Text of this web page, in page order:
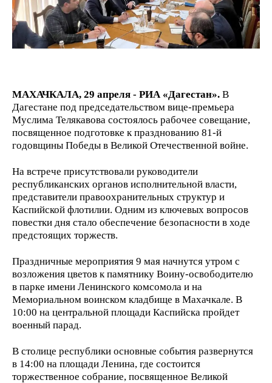
МАХАЧКАЛА, 29 апреля - РИА «Дагестан». В
Дагестане под председательством вице-премьера
Муслима Телякавова состоялось рабочее совещание,
посвященное подготовке к празднованию 81-й
годовщины Победы в Великой Отечественной войне.
На встрече присутствовали руководители
республиканских органов исполнительной власти,
представители правоохранительных структур и
Каспийской флотилии. Одним из ключевых вопросов
повестки дня стало обеспечение безопасности в ходе
предстоящих торжеств.
Праздничные мероприятия 9 мая начнутся утром с
возложения цветов к памятнику Воину-освободителю
в парке имени Ленинского комсомола и на
Мемориальном воинском кладбище в Махачкале. В
10:00 на центральной площади Каспийска пройдет
военный парад.
В столице республики основные события развернутся
в 14:00 на площади Ленина, где состоится
торжественное собрание, посвященное Великой